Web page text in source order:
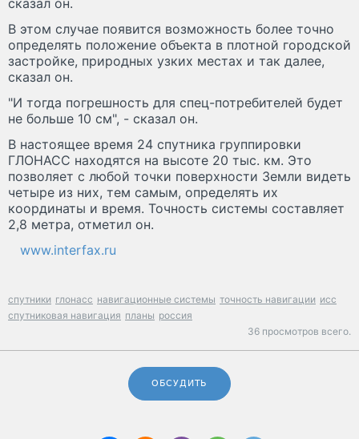
сказал он.
В этом случае появится возможность более точно
определять положение объекта в плотной городской
застройке, природных узких местах и так далее,
сказал он.
"И тогда погрешность для спец-потребителей будет
не больше 10 см", - сказал он.
В настоящее время 24 спутника группировки
ГЛОНАСС находятся на высоте 20 тыс. км. Это
позволяет с любой точки поверхности Земли видеть
четыре из них, тем самым, определять их
координаты и время. Точность системы составляет
2,8 метра, отметил он.
www.interfax.ru
спутники глонасс навигационные системы точность навигации исс
спутниковая навигация планы россия
36 просмотров всего.
ОБСУДИТЬ